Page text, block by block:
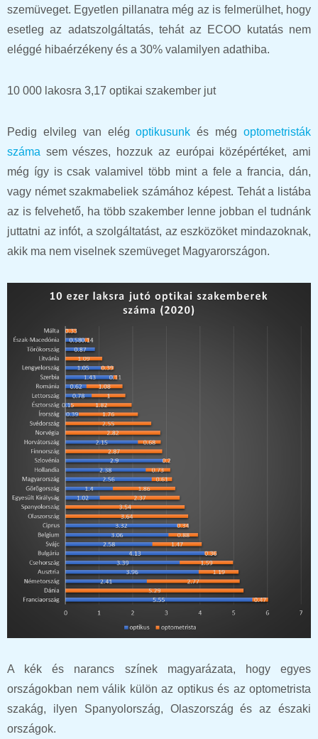
szemüveget. Egyetlen pillanatra még az is felmerülhet, hogy
esetleg az adatszolgáltatás, tehát az ECOO kutatás nem
eléggé hibaérzékeny és a 30% valamilyen adathiba.
10 000 lakosra 3,17 optikai szakember jut
Pedig elvileg van elégoptikusunk és mégoptometristák
száma sem vészes, hozzuk az európai középértéket, ami
még így is csak valamivel több mint a fele a francia, dán,
vagy német szakmabeliek számához képest. Tehát a listába
az is felvehető, ha több szakember lenne jobban el tudnánk
juttatni az infót, a szolgáltatást, az eszközöket mindazoknak,
akik ma nem viselnek szemüveget Magyarországon.
A kék és narancs színek magyarázata, hogy egyes
országokban nem válik külön az optikus és az optometrista
szakág, ilyen Spanyolország, Olaszország és az északi
országok.